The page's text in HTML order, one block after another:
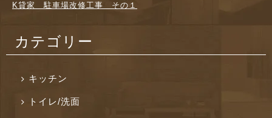
K貸家 駐車場改修工事 その１
カテゴリー
キッチン
トイレ/洗面